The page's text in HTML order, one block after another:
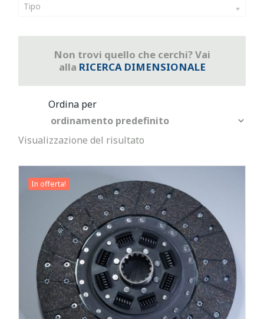
Tipo
Non trovi quello che cerchi? Vai
alla RICERCA DIMENSIONALE
Visualizzazione del risultato
In offerta!